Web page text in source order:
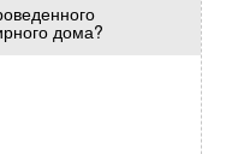
дома?